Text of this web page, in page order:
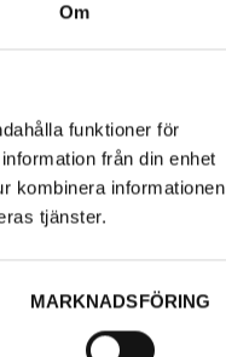
Om
funktioner för
från din enhet
kombinera informationen
tjänster.
MARKNADSFÖRING